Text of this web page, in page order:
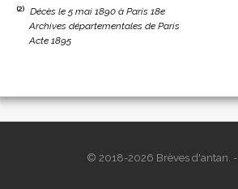
(2)
Décès le 5 mai 1890 à Paris 18e
Archives départementales de Paris
Acte 1895
© 2018-2026 Brèves d'antan. -